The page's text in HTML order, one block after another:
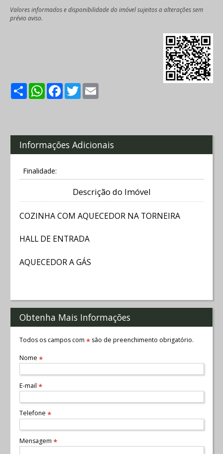
Valores informados e disponibilidade do imóvel sujeitos a alterações sem
prévio aviso.
ShareWhatsApp
Facebook
Twitter
Informações Adicionais
Finalidade:
Descrição do Imóvel
COZINHA COM AQUECEDOR NA TORNEIRA
HALL DE ENTRADA
AQUECEDOR A GÁS
Obtenha Mais Informações
Todos os campos com *são de preenchimento obrigatório.
Nome *
E-mail *
Telefone *
Mensagem *